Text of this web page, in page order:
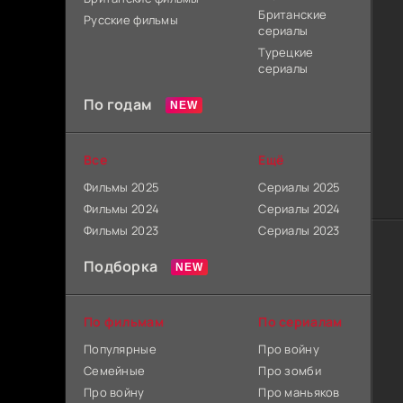
Русские фильмы
Британские
сериалы
Турецкие
сериалы
По годам
Все
Фильмы 2025
Фильмы 2024
Фильмы 2023
Ещё
Сериалы 2025
Сериалы 2024
Сериалы 2023
Подборка
По фильмам
Популярные
Семейные
Про войну
По сериалам
Про войну
Про зомби
Про маньяков